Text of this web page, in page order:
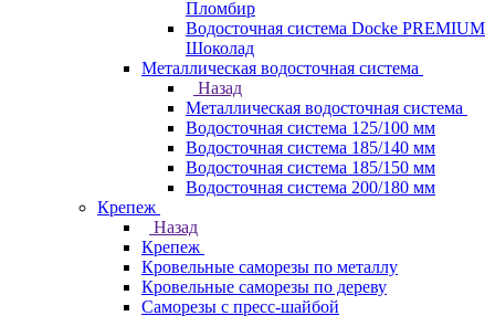
Пломбир
Водосточная система Docke PREMIUM
Шоколад
Металлическая водосточная система
Назад
Металлическая водосточная система
Водосточная система 125/100 мм
Водосточная система 185/140 мм
Водосточная система 185/150 мм
Водосточная система 200/180 мм
Крепеж
Назад
Крепеж
Кровельные саморезы по металлу
Кровельные саморезы по дереву
Саморезы с пресс-шайбой